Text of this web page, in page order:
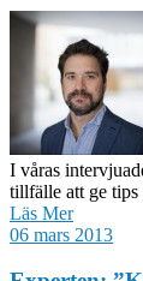
I våras
tillfälle att ge
Läs Mer
06 mars 2013